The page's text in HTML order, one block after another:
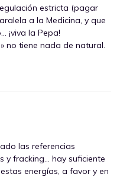
estricta (pagar
a la Medicina, y que
¡viva la Pepa!
no tiene nada de natural.
las referencias
y fracking… hay suficiente
energías, a favor y en